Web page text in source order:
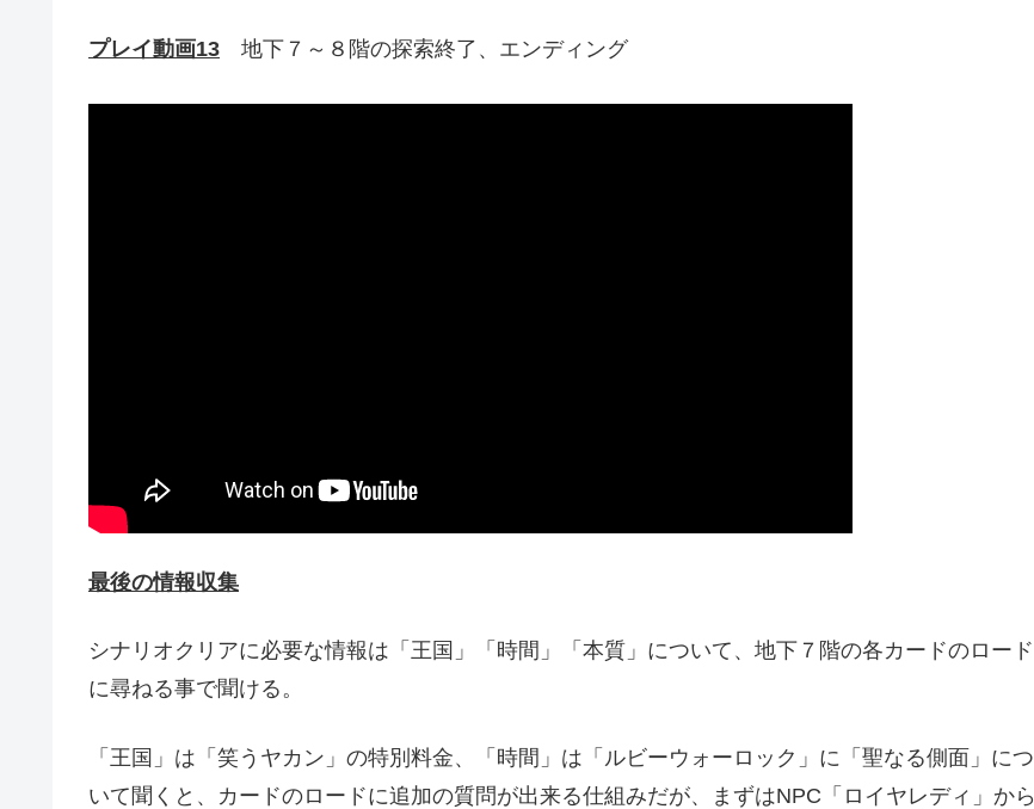
プレイ動画13 地下７～８階の探索終了、エンディング
最後の情報収集
シナリオクリアに必要な情報は「王国」「時間」「本質」について、地下７階の各カードのロード
に尋ねる事で聞ける。
「王国」は「笑うヤカン」の特別料金、「時間」は「ルビーウォーロック」に「聖なる側面」につ
いて聞くと、カードのロードに追加の質問が出来る仕組みだが、まずはNPC「ロイヤレディ」から